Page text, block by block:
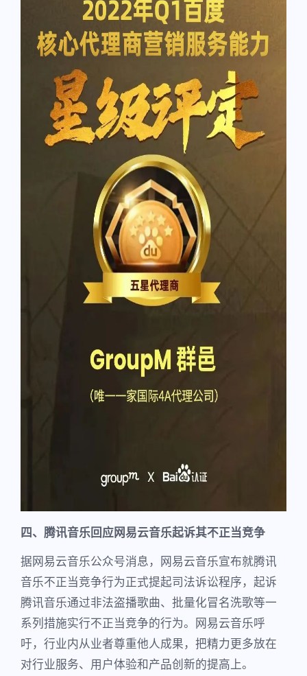
四、腾讯音乐回应网易云音乐起诉其不正当竞争
据网易云音乐公众号消息，网易云音乐宣布就腾讯
音乐不正当竞争行为正式提起司法诉讼程序，起诉
腾讯音乐通过非法盗播歌曲、批量化冒名洗歌等一
系列措施实行不正当竞争的行为。网易云音乐呼
吁，行业内从业者尊重他人成果，把精力更多放在
对行业服务、用户体验和产品创新的提高上。